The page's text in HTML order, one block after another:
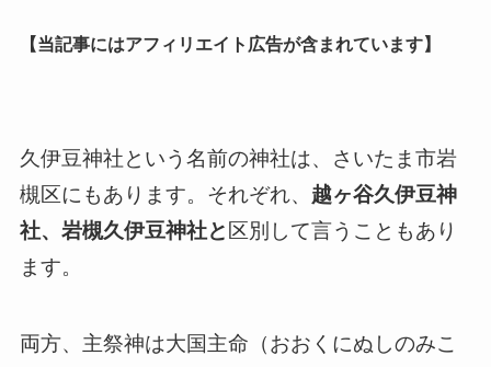
【当記事にはアフィリエイト広告が含まれています】
久伊豆神社という名前の神社は、さいたま市岩
槻区にもあります。それぞれ、 越ヶ谷久伊豆神
社、岩槻久伊豆神社と区別して言うこともあり
ます。
両方、主祭神は大国主命（おおくにぬしのみこ